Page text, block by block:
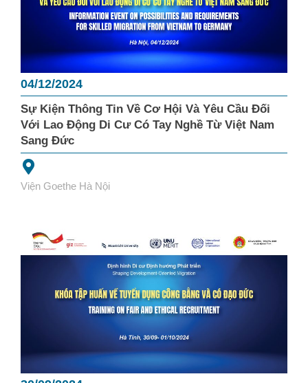
04/12/2024
Sự Kiện Thông Tin Về Cơ Hội Và Yêu Cầu Đối
Với Lao Động Di Cư Có Tay Nghề Từ Việt Nam
Sang Đức
Viện Goethe Hà Nội